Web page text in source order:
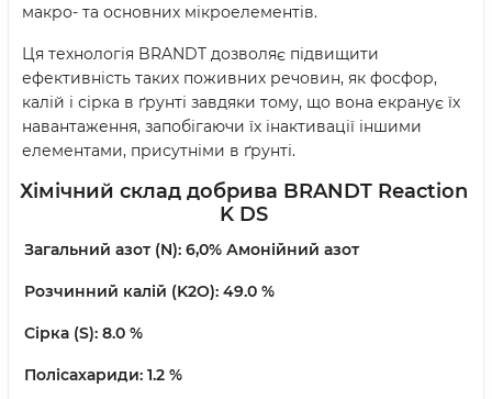
макро- та основних мікроелементів.
Ця технологія BRANDT дозволяє підвищити
ефективність таких поживних речовин, як фосфор,
калій і сірка в ґрунті завдяки тому, що вона екранує їх
навантаження, запобігаючи їх інактивації іншими
елементами, присутніми в ґрунті.
Хімічний склад добрива BRANDT Reaction
K DS
Загальний азот (N): 6,0% Амонійний азот
Розчинний калій (K2O): 49.0 %
Сірка (S): 8.0 %
Полісахариди: 1.2 %